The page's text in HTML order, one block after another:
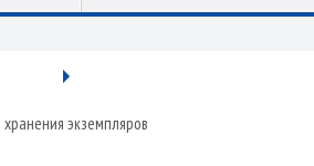
экземпляров